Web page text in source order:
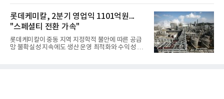
분야를
체별로 엇갈린 가운데 하반기 신작 흥행과 해외 시장
성과가 실적을 좌우할 핵심 변수로 떠오르고 있다.8일
업계에 따르면 올해 상반기 게임업계는 기업별 성적
표가 크게 갈렸다. 대표적으로 크래프톤은 'PUBG: 배
틀그라운드'의 안정적인 성장에 힘입어 상반기 연결
기준 매출 2조6616억원, 영업이익 9725억원으로 역
대 최대 실적을 기록했다. 엔씨도 올해 출시한 '아이온
롯데케미칼, 2분기 영업익 1101억원...
"스페셜티 전환 가속"
롯데케미칼이 중동 지역 지정학적 불안에 따른 공급
망 불확실성 지속에도 생산 운영 최적화와 수익성 중